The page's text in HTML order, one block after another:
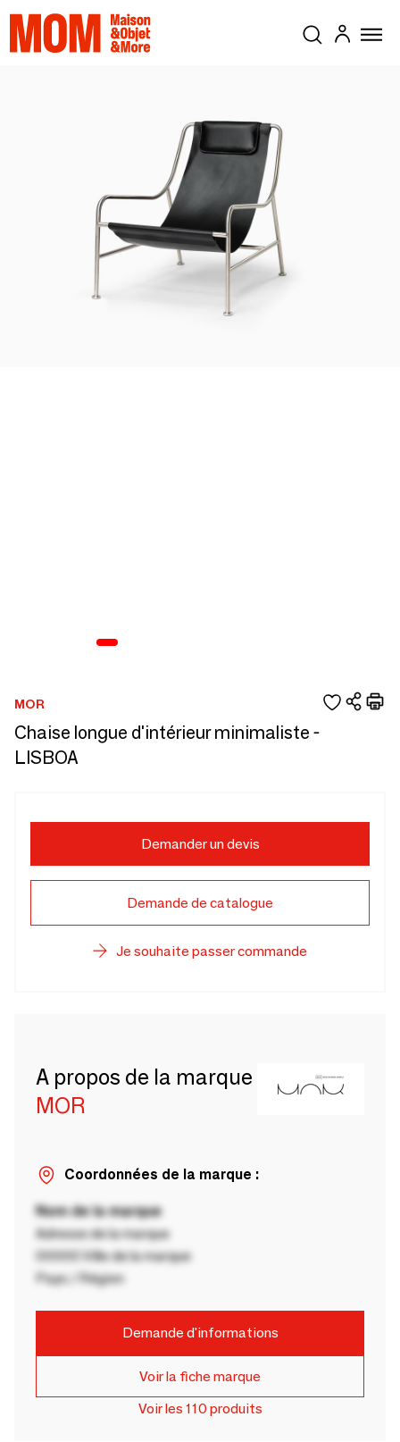
MOR
Chaise longue d'intérieur minimaliste -
LISBOA
Demander un devis
Demande de catalogue
Je souhaite passer commande
A propos de la marque
MOR
Coordonnées de la marque :
Nom de la marque
Adresse de la marque
00000 Ville de la marque
Pays / Région
Demande d'informations
Voir la fiche marque
Voir les 110 produits